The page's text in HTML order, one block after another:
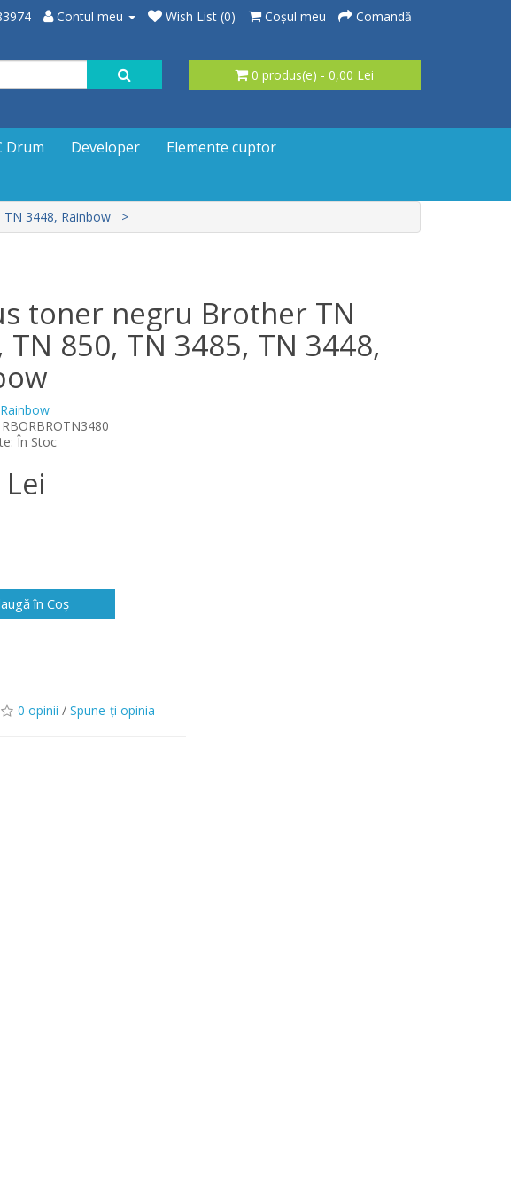
Contul meu Wish List (0) Coşul meu Comandă
0 produs(e) - 0,00 Lei
Drum Developer
Elemente cuptor
3448, Rainbow
toner negru Brother TN
TN 850, TN 3485, TN 3448,
Rainbow
În Stoc
în Coş
0 opinii / Spune-ţi opinia